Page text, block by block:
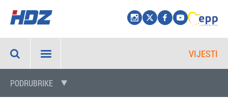
VIJESTI
PODRUBRIKE